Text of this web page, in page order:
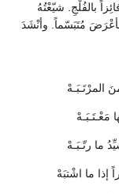
بالفُلْجِ. شيّعْتُهُ
مُتَبَسّماً. وأنْشَدَ
المرْتَـبَـهْ
مَعْـتَـبَـهْ
ما رتّـبَـهْ
إذا ما اشْتبَهْ